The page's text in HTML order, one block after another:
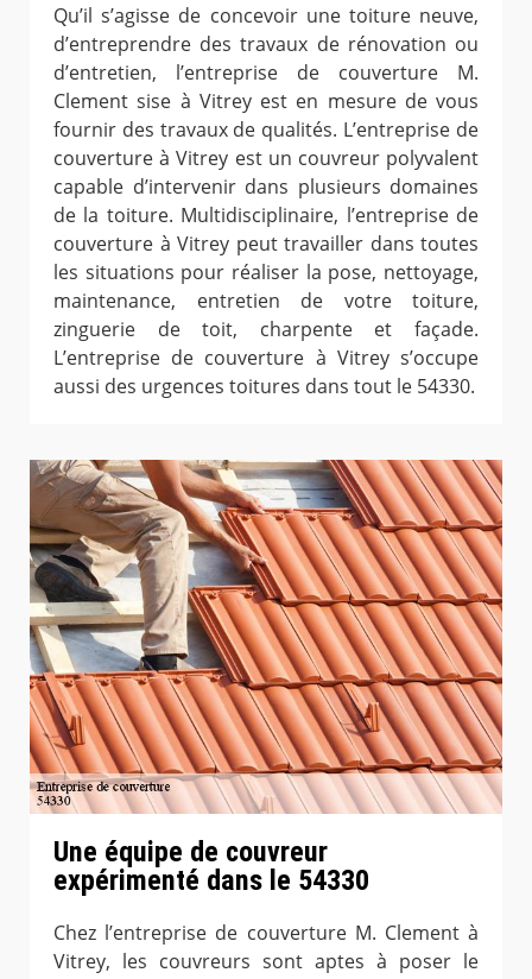
Qu’il s’agisse de concevoir une toiture neuve,
d’entreprendre des travaux de rénovation ou
d’entretien, l’entreprise de couverture M.
Clement sise à Vitrey est en mesure de vous
fournir des travaux de qualités. L’entreprise de
couverture à Vitrey est un couvreur polyvalent
capable d’intervenir dans plusieurs domaines
de la toiture. Multidisciplinaire, l’entreprise de
couverture à Vitrey peut travailler dans toutes
les situations pour réaliser la pose, nettoyage,
maintenance, entretien de votre toiture,
zinguerie de toit, charpente et façade.
L’entreprise de couverture à Vitrey s’occupe
aussi des urgences toitures dans tout le 54330.
Une équipe de couvreur
expérimenté dans le 54330
Chez l’entreprise de couverture M. Clement à
Vitrey, les couvreurs sont aptes à poser le